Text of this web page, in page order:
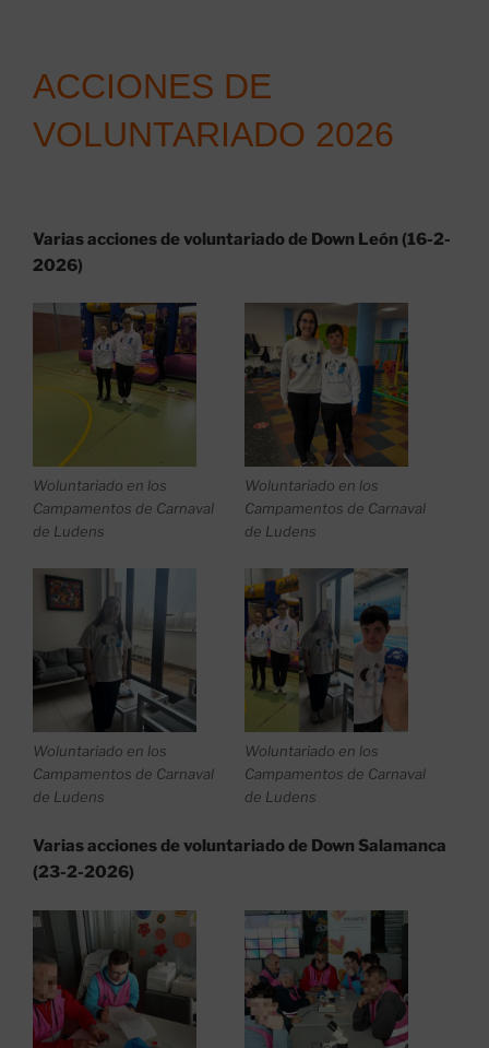
ACCIONES DE
VOLUNTARIADO 2026
Varias acciones de voluntariado de Down León (16-2-
2026)
Woluntariado en los
Campamentos de Carnaval
de Ludens
Woluntariado en los
Campamentos de Carnaval
de Ludens
Woluntariado en los
Campamentos de Carnaval
de Ludens
Woluntariado en los
Campamentos de Carnaval
de Ludens
Varias acciones de voluntariado de Down Salamanca
(23-2-2026)